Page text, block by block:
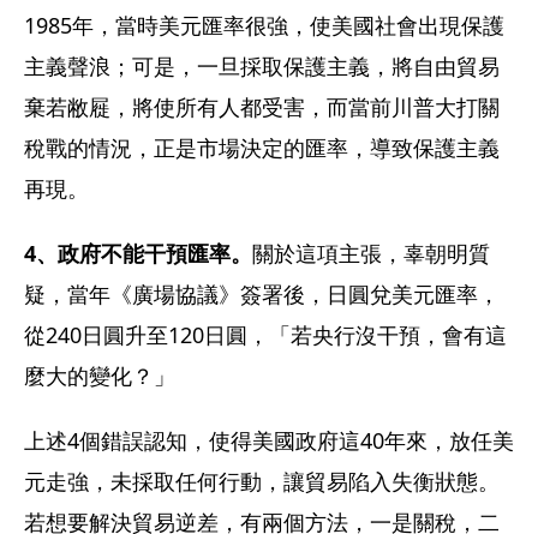
1985年，當時美元匯率很強，使美國社會出現保護
主義聲浪；可是，一旦採取保護主義，將自由貿易
棄若敝屣，將使所有人都受害，而當前川普大打關
稅戰的情況，正是市場決定的匯率，導致保護主義
再現。
4、政府不能干預匯率。 關於這項主張，辜朝明質
疑，當年《廣場協議》簽署後，日圓兌美元匯率，
從240日圓升至120日圓，「若央行沒干預，會有這
麼大的變化？」
上述4個錯誤認知，使得美國政府這40年來，放任美
元走強，未採取任何行動，讓貿易陷入失衡狀態。
若想要解決貿易逆差，有兩個方法，一是關稅，二